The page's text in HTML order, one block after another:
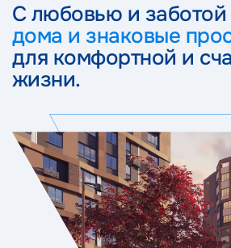
C любовью и заботой
дома и знаковые
для комфортной и
жизни.